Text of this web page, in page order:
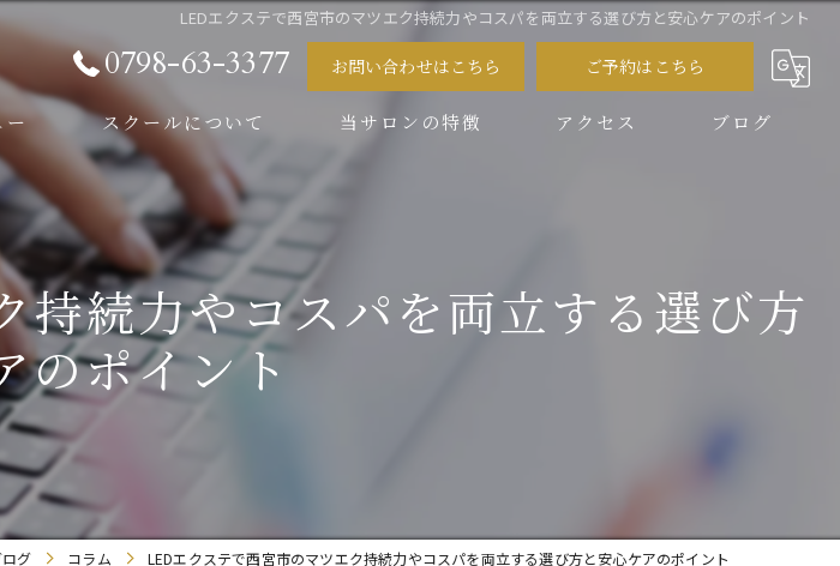
LEDエクステで西宮市のマツエク持続力やコスパを両立する選び方と安心ケアのポイント
0798-63-3377 お問い合わせはこちら ご予約はこちら
ー
問
スクールについて 当サロンの特徴
パリジェンヌ
アクセス ブログ
続力やコスパを両立する選び方
のポイント
グ コラム LEDエクステで西宮市のマツエク持続力やコスパを両立する選び方と安心ケアのポイント